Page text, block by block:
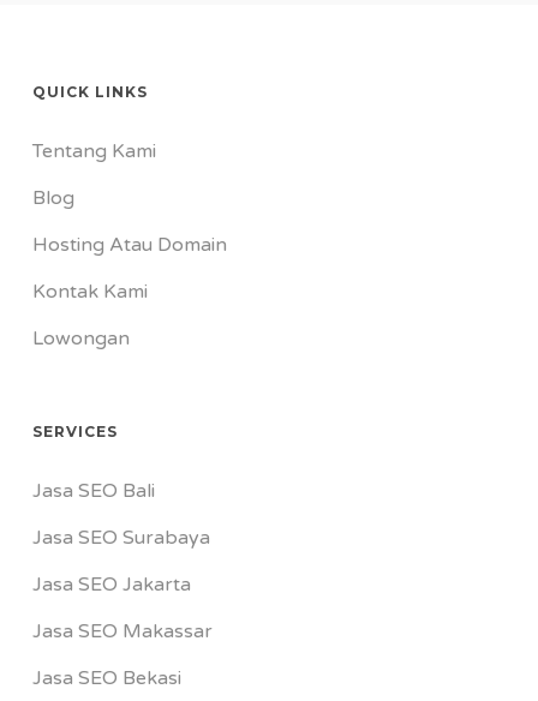
QUICK LINKS
Tentang Kami
Blog
Hosting Atau Domain
Kontak Kami
Lowongan
SERVICES
Jasa SEO Bali
Jasa SEO Surabaya
Jasa SEO Jakarta
Jasa SEO Makassar
Jasa SEO Bekasi